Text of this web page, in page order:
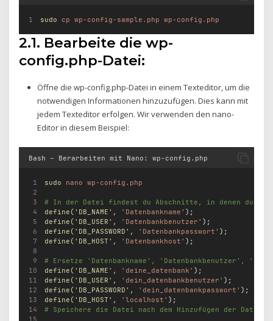
sudo cp wp-config-sample.php wp-config.php
2.1. Bearbeite die wp-
config.php-Datei:
Öffne die wp-config.php-Datei in einem Texteditor, um die
notwendigen Informationen hinzuzufügen. Dies kann mit
jedem Texteditor erfolgen. Wir verwenden den nano-
Editor in diesem Beispiel:
Bash – Berarbeiten mit Nano: wp-config.php
sudo nano wp-config.php
# In der Datei findest du Abschnitte, in denen du die
define( 'DB_NAME' , 'Datenbankname' );
define( 'DB_USER' , 'Datenbankbenutzer' );
define( 'DB_PASSWORD' , 'Datenbankpasswort' );
define( 'DB_HOST' , 'Datenbankhost' );
# Ersetze 'Datenbankname', 'Datenbankbenutzer',
define( 'DB_NAME' , 'deine_datenbank' );
define( 'DB_USER' , 'dein_datenbankbenutzer' );
define( 'DB_PASSWORD' , 'dein_datenbankpasswort' );
define( 'DB_HOST' , 'localhost' );
# Speichere die Datei nach dem Hinzufügen der